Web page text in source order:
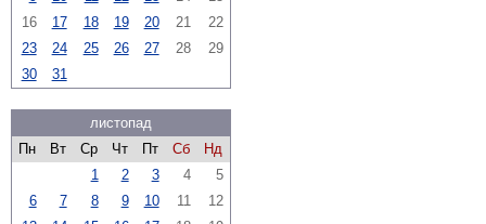
16
17 18 19 20 21
22
23
24 25 26 27 28
29
30
31
листопад
Пн
Вт Ср Чт Пт Сб
Нд
1
2 3 4
5
6
7 8 9 10 11
12